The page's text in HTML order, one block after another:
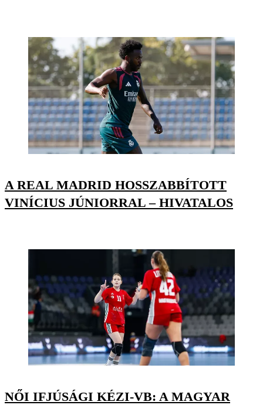
A REAL MADRID HOSSZABBÍTOTT
VINÍCIUS JÚNIORRAL – HIVATALOS
NŐI IFJÚSÁGI KÉZI-VB: A MAGYAR